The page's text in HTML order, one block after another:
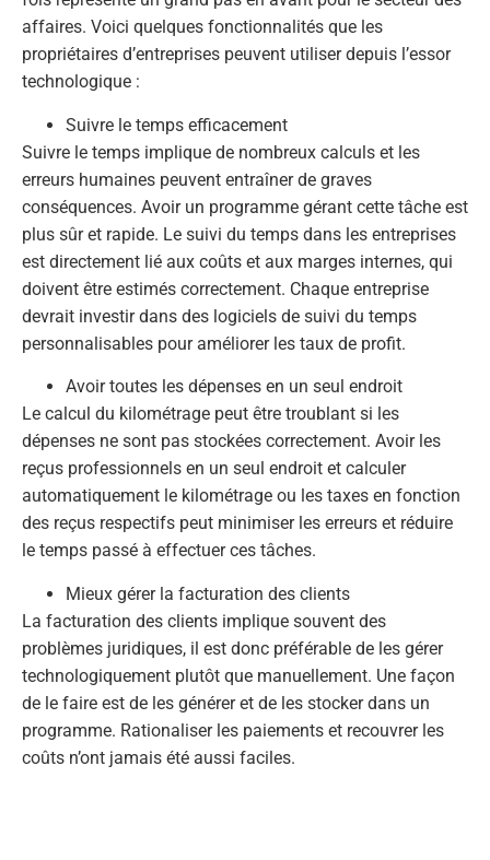
affaires. Voici quelques fonctionnalités que les
propriétaires d’entreprises peuvent utiliser depuis l’essor
technologique :
Suivre le temps efficacement
Suivre le temps implique de nombreux calculs et les
erreurs humaines peuvent entraîner de graves
conséquences. Avoir un programme gérant cette tâche est
plus sûr et rapide. Le suivi du temps dans les entreprises
est directement lié aux coûts et aux marges internes, qui
doivent être estimés correctement. Chaque entreprise
devrait investir dans des logiciels de suivi du temps
personnalisables pour améliorer les taux de profit.
Avoir toutes les dépenses en un seul endroit
Le calcul du kilométrage peut être troublant si les
dépenses ne sont pas stockées correctement. Avoir les
reçus professionnels en un seul endroit et calculer
automatiquement le kilométrage ou les taxes en fonction
des reçus respectifs peut minimiser les erreurs et réduire
le temps passé à effectuer ces tâches.
Mieux gérer la facturation des clients
La facturation des clients implique souvent des
problèmes juridiques, il est donc préférable de les gérer
technologiquement plutôt que manuellement. Une façon
de le faire est de les générer et de les stocker dans un
programme. Rationaliser les paiements et recouvrer les
coûts n’ont jamais été aussi faciles.